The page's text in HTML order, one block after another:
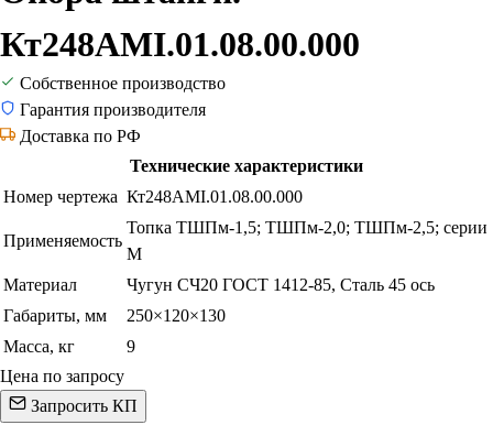
Кт248АМI.01.08.00.000
Собственное производство
Гарантия производителя
Доставка по РФ
Технические характеристики
Номер чертежа Кт248АМI.01.08.00.000
Применяемость
Топка ТШПм-1,5; ТШПм-2,0; ТШПм-2,5; серии
М
Материал
Чугун СЧ20 ГОСТ 1412-85, Сталь 45 ось
Габариты, мм
250×120×130
Масса, кг
9
Цена по запросу
Запросить КП